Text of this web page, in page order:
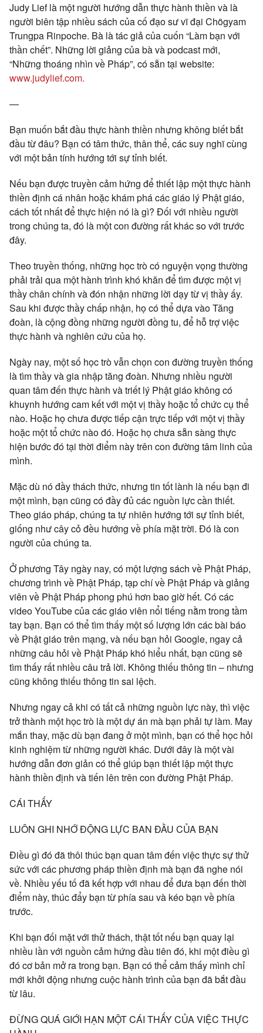
Judy Lief là một người hướng dẫn thực hành thiền và là
người biên tập nhiều sách của cố đạo sư vĩ đại Chögyam
Trungpa Rinpoche. Bà là tác giả của cuốn “Làm bạn với
thần chết”. Những lời giảng của bà và podcast mới,
“Những thoáng nhìn về Pháp”, có sẵn tại website:
www.judylief.com.
—
Bạn muốn bắt đầu thực hành thiền nhưng không biết bắt
đầu từ đâu? Bạn có tâm thức, thân thể, các suy nghĩ cùng
với một bản tính hướng tới sự tỉnh biết.
Nếu bạn được truyền cảm hứng để thiết lập một thực hành
thiền định cá nhân hoặc khám phá các giáo lý Phật giáo,
cách tốt nhất để thực hiện nó là gì? Đối với nhiều người
trong chúng ta, đó là một con đường rất khác so với trước
đây.
Theo truyền thống, những học trò có nguyện vọng thường
phải trải qua một hành trình khó khăn để tìm được một vị
thầy chân chính và đón nhận những lời dạy từ vị thầy ấy.
Sau khi được thầy chấp nhận, họ có thể dựa vào Tăng
đoàn, là cộng đồng những người đồng tu, để hỗ trợ việc
thực hành và nghiên cứu của họ.
Ngày nay, một số học trò vẫn chọn con đường truyền thống
là tìm thầy và gia nhập tăng đoàn. Nhưng nhiều người
quan tâm đến thực hành và triết lý Phật giáo không có
khuynh hướng cam kết với một vị thầy hoặc tổ chức cụ thể
nào. Hoặc họ chưa được tiếp cận trực tiếp với một vị thầy
hoặc một tổ chức nào đó. Hoặc họ chưa sẵn sàng thực
hiện bước đó tại thời điểm này trên con đường tâm linh của
mình.
Mặc dù nó đầy thách thức, nhưng tin tốt lành là nếu bạn đi
một mình, bạn cũng có đầy đủ các nguồn lực cần thiết.
Theo giáo pháp, chúng ta tự nhiên hướng tới sự tỉnh biết,
giống như cây cỏ đều hướng về phía mặt trời. Đó là con
người của chúng ta.
Ở phương Tây ngày nay, có một lượng sách về Phật Pháp,
chương trình về Phật Pháp, tạp chí về Phật Pháp và giảng
viên về Phật Pháp phong phú hơn bao giờ hết. Có các
video YouTube của các giáo viên nổi tiếng nằm trong tầm
tay bạn. Bạn có thể tìm thấy một số lượng lớn các bài báo
về Phật giáo trên mạng, và nếu bạn hỏi Google, ngay cả
những câu hỏi về Phật Pháp khó hiểu nhất, bạn cũng sẽ
tìm thấy rất nhiều câu trả lời. Không thiếu thông tin – nhưng
cũng không thiếu thông tin sai lệch.
Nhưng ngay cả khi có tất cả những nguồn lực này, thì việc
trở thành một học trò là một dự án mà bạn phải tự làm. May
mắn thay, mặc dù bạn đang ở một mình, bạn có thể học hỏi
kinh nghiệm từ những người khác. Dưới đây là một vài
hướng dẫn đơn giản có thể giúp bạn thiết lập một thực
hành thiền định và tiến lên trên con đường Phật Pháp.
CÁI THẤY
LUÔN GHI NHỚ ĐỘNG LỰC BAN ĐẦU CỦA BẠN
Điều gì đó đã thôi thúc bạn quan tâm đến việc thực sự thử
sức với các phương pháp thiền định mà bạn đã nghe nói
về. Nhiều yếu tố đã kết hợp với nhau để đưa bạn đến thời
điểm này, thúc đẩy bạn từ phía sau và kéo bạn về phía
trước.
Khi bạn đối mặt với thử thách, thật tốt nếu bạn quay lại
nhiều lần với nguồn cảm hứng đầu tiên đó, khi một điều gì
đó cơ bản mở ra trong bạn. Bạn có thể cảm thấy mình chỉ
mới khởi động nhưng cuộc hành trình của bạn đã bắt đầu
từ lâu.
ĐỪNG QUÁ GIỚI HẠN MỘT CÁI THẤY CỦA VIỆC THỰC